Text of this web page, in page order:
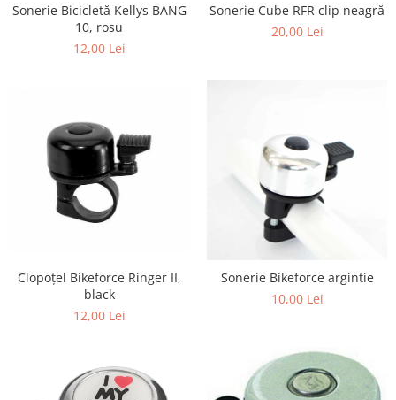
Sonerie Bicicletă Kellys BANG
10, rosu
12,00 Lei
Sonerie Cube RFR clip neagră
20,00 Lei
Clopoțel Bikeforce Ringer II,
black
12,00 Lei
Sonerie Bikeforce argintie
10,00 Lei